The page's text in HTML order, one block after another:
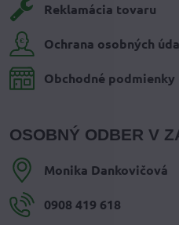
Reklamácia tovaru
Ochrana osobných
Obchodné podmienky
OSOBNÝ ODBER V
Monika Dankovičová
0908 419 618